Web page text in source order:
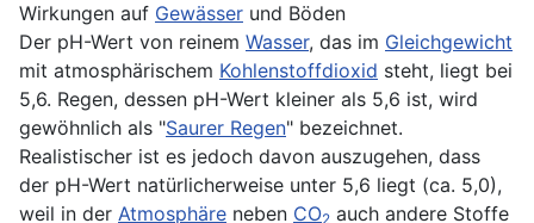
Wirkungen auf Gewässer und Böden
Der pH-Wert von reinem Wasser, das im Gleichgewicht
mit atmosphärischem Kohlenstoffdioxid steht, liegt bei
5,6. Regen, dessen pH-Wert kleiner als 5,6 ist, wird
gewöhnlich als "Saurer Regen" bezeichnet.
Realistischer ist es jedoch davon auszugehen, dass
der pH-Wert natürlicherweise unter 5,6 liegt (ca. 5,0),
weil in der Atmosphäre neben CO2 auch andere Stoffe